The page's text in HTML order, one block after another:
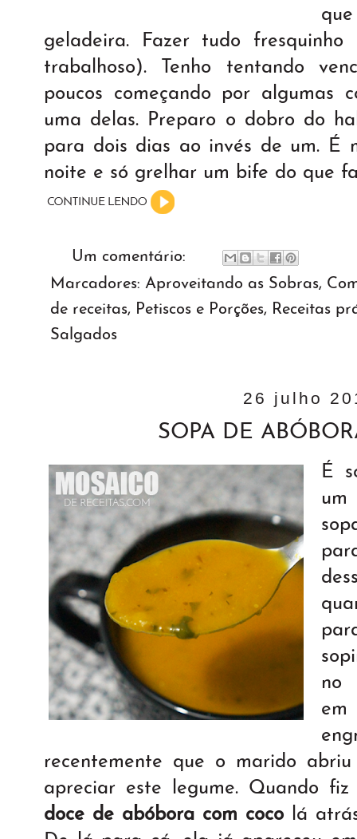
geladeira. Fazer tudo
trabalhoso). Tenho tentando
poucos começando por algumas
uma delas. Preparo o dobro do
para dois dias ao invés de um. É
noite e só grelhar um bife do que
Um comentário:
Marcadores: Aproveitando as Sobras,
de receitas, Petiscos e Porções, Receitas
Salgados
26 julho
SOPA DE
É
um
no
em
recentemente que o marido
apreciar este legume. Quando
doce de abóbora com coco lá